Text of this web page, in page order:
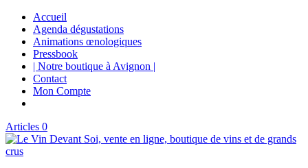
Accueil
Agenda dégustations
Animations œnologiques
Pressbook
| Notre boutique à Avignon |
Contact
Mon Compte
Articles 0